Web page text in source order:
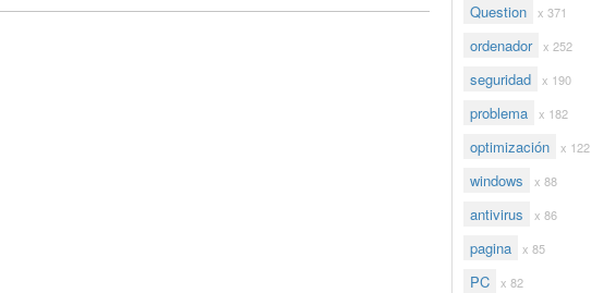
Question x 371
ordenador x 252
seguridad x 190
problema x 182
optimización x 122
windows x 88
antivirus x 86
pagina x 85
PC x 82